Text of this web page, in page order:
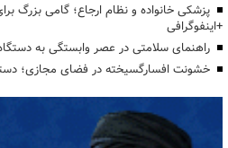
پزشکی خانواده و نظام ارجاع؛ گامی بزرگ
+اینفوگرافی
راهنمای سلامتی در عصر وابستگی به
خشونت افسارگسیخته در فضای مجازی؛